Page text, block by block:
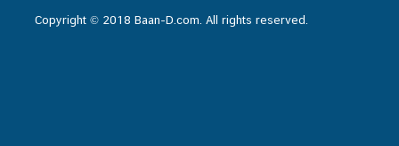
Copyright © 2018 Baan-D.com. All rights reserved.